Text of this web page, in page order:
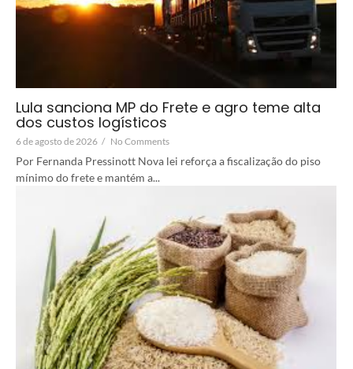
Lula sanciona MP do Frete e agro teme alta
dos custos logísticos
6 de agosto de 2026 / No Comments
Por Fernanda Pressinott Nova lei reforça a fiscalização do piso
mínimo do frete e mantém a...